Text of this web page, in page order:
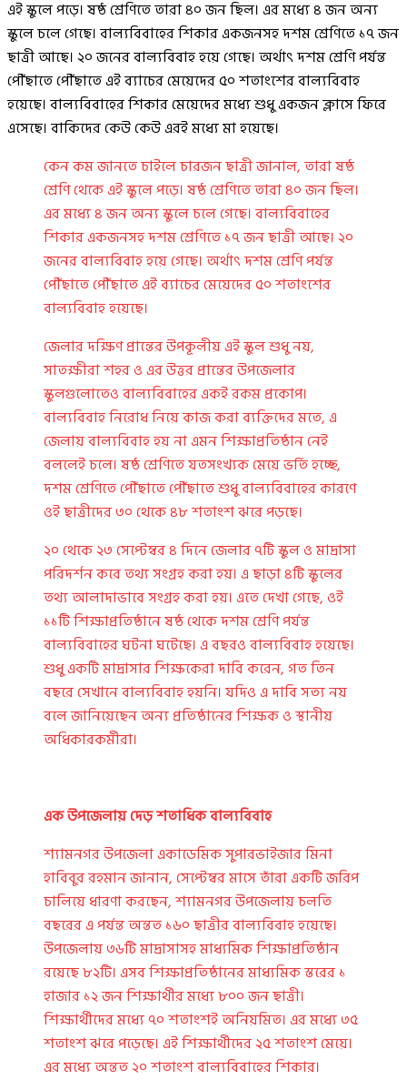
এই স্কুলে পড়ে। ষষ্ঠ শ্রেণিতে তারা ৪০ জন ছিল। এর মধ্যে ৪ জন অন্য
স্কুলে চলে গেছে। বাল্যবিবাহের শিকার একজনসহ দশম শ্রেণিতে ১৭ জন
ছাত্রী আছে। ২০ জনের বাল্যবিবাহ হয়ে গেছে। অর্থাৎ দশম শ্রেণি পর্যন্ত
পৌঁছাতে পৌঁছাতে এই ব্যাচের মেয়েদের ৫০ শতাংশের বাল্যবিবাহ
হয়েছে। বাল্যবিবাহের শিকার মেয়েদের মধ্যে শুধু একজন ক্লাসে ফিরে
এসেছে। বাকিদের কেউ কেউ এরই মধ্যে মা হয়েছে।
কেন কম জানতে চাইলে চারজন ছাত্রী জানাল, তারা ষষ্ঠ
শ্রেণি থেকে এই স্কুলে পড়ে। ষষ্ঠ শ্রেণিতে তারা ৪০ জন ছিল।
এর মধ্যে ৪ জন অন্য স্কুলে চলে গেছে। বাল্যবিবাহের
শিকার একজনসহ দশম শ্রেণিতে ১৭ জন ছাত্রী আছে। ২০
জনের বাল্যবিবাহ হয়ে গেছে। অর্থাৎ দশম শ্রেণি পর্যন্ত
পৌঁছাতে পৌঁছাতে এই ব্যাচের মেয়েদের ৫০ শতাংশের
বাল্যবিবাহ হয়েছে।
জেলার দক্ষিণ প্রান্তের উপকূলীয় এই স্কুল শুধু নয়,
সাতক্ষীরা শহর ও এর উত্তর প্রান্তের উপজেলার
স্কুলগুলোতেও বাল্যবিবাহের একই রকম প্রকোপ।
বাল্যবিবাহ নিরোধ নিয়ে কাজ করা ব্যক্তিদের মতে, এ
জেলায় বাল্যবিবাহ হয় না এমন শিক্ষাপ্রতিষ্ঠান নেই
বললেই চলে। ষষ্ঠ শ্রেণিতে যতসংখ্যক মেয়ে ভর্তি হচ্ছে,
দশম শ্রেণিতে পৌঁছাতে পৌঁছাতে শুধু বাল্যবিবাহের কারণে
ওই ছাত্রীদের ৩০ থেকে ৪৮ শতাংশ ঝরে পড়ছে।
২০ থেকে ২৩ সেপ্টেম্বর ৪ দিনে জেলার ৭টি স্কুল ও মাদ্রাসা
পরিদর্শন করে তথ্য সংগ্রহ করা হয়। এ ছাড়া ৪টি স্কুলের
তথ্য আলাদাভাবে সংগ্রহ করা হয়। এতে দেখা গেছে, ওই
১১টি শিক্ষাপ্রতিষ্ঠানে ষষ্ঠ থেকে দশম শ্রেণি পর্যন্ত
বাল্যবিবাহের ঘটনা ঘটেছে। এ বছরও বাল্যবিবাহ হয়েছে।
শুধু একটি মাদ্রাসার শিক্ষকেরা দাবি করেন, গত তিন
বছরে সেখানে বাল্যবিবাহ হয়নি। যদিও এ দাবি সত্য নয়
বলে জানিয়েছেন অন্য প্রতিষ্ঠানের শিক্ষক ও স্থানীয়
অধিকারকর্মীরা।
এক উপজেলায় দেড় শতাধিক বাল্যবিবাহ
শ্যামনগর উপজেলা একাডেমিক সুপারভাইজার মিনা
হাবিবুর রহমান জানান, সেপ্টেম্বর মাসে তাঁরা একটি জরিপ
চালিয়ে ধারণা করছেন, শ্যামনগর উপজেলায় চলতি
বছরের এ পর্যন্ত অন্তত ১৬০ ছাত্রীর বাল্যবিবাহ হয়েছে।
উপজেলায় ৩৬টি মাদ্রাসাসহ মাধ্যমিক শিক্ষাপ্রতিষ্ঠান
রয়েছে ৮২টি। এসব শিক্ষাপ্রতিষ্ঠানের মাধ্যমিক স্তরের ১
হাজার ১২ জন শিক্ষার্থীর মধ্যে ৮০০ জন ছাত্রী।
শিক্ষার্থীদের মধ্যে ৭০ শতাংশই অনিয়মিত। এর মধ্যে ৩৫
শতাংশ ঝরে পড়েছে। এই শিক্ষার্থীদের ২৫ শতাংশ মেয়ে।
এর মধ্যে অন্তত ২০ শতাংশ বাল্যবিবাহের শিকার।